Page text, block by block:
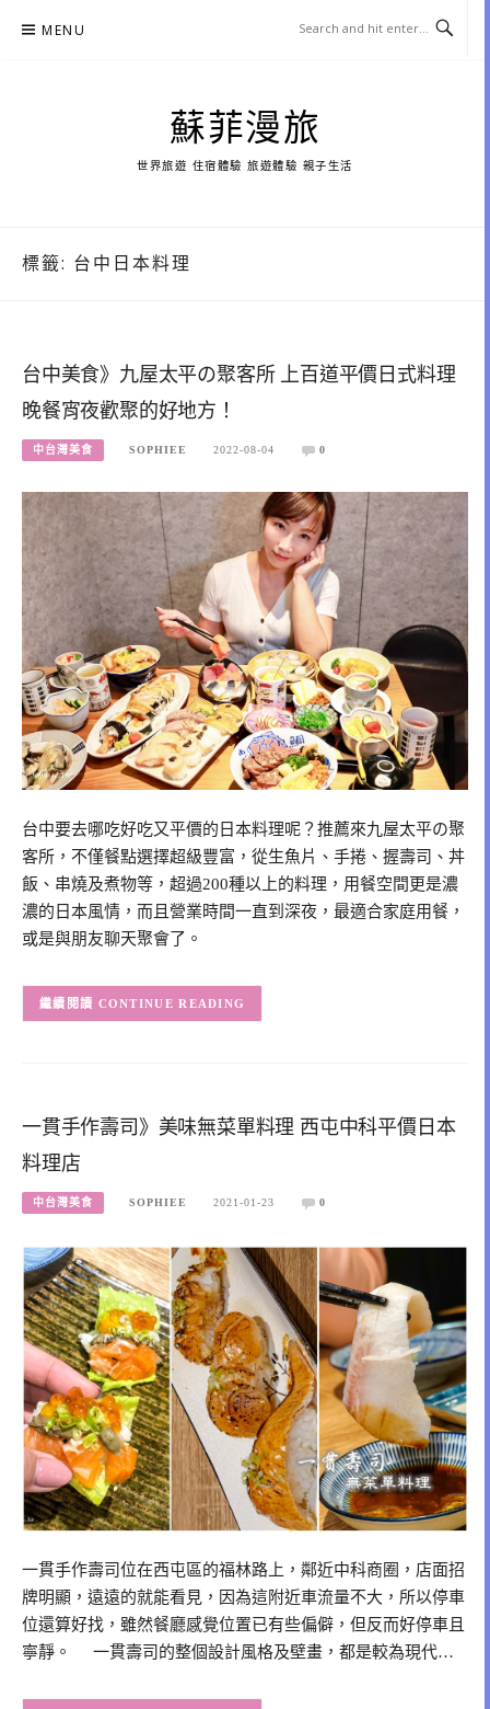
MENU
蘇菲漫旅
世界旅遊 住宿體驗 旅遊體驗 親子生活
標籤: 台中日本料理
台中美食》九屋太平の聚客所 上百道平價日式料理
晚餐宵夜歡聚的好地方！
中台灣美食 SOPHIEE 2022-08-04 0
台中要去哪吃好吃又平價的日本料理呢？推薦來九屋太平の聚
客所，不僅餐點選擇超級豐富，從生魚片、手捲、握壽司、丼
飯、串燒及煮物等，超過200種以上的料理，用餐空間更是濃
濃的日本風情，而且營業時間一直到深夜，最適合家庭用餐，
或是與朋友聊天聚會了。
CONTINUE READING
一貫手作壽司》美味無菜單料理 西屯中科平價日本
料理店
中台灣美食 SOPHIEE 2021-01-23 0
一貫手作壽司位在西屯區的福林路上，鄰近中科商圈，店面招
牌明顯，遠遠的就能看見，因為這附近車流量不大，所以停車
位還算好找，雖然餐廳感覺位置已有些偏僻，但反而好停車且
寧靜。 一貫壽司的整個設計風格及壁畫，都是較為現代…